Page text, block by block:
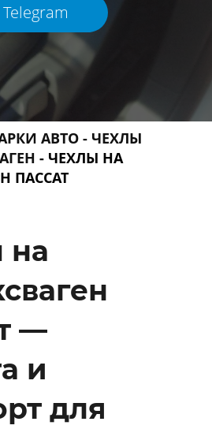
Telegram
АВТО - ЧЕХЛЫ
- ЧЕХЛЫ НА
ПАССАТ
на
—
и
для